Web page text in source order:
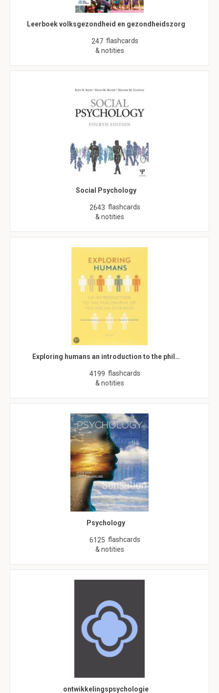
Leerboek volksgezondheid en gezondheidszorg
247 flashcards
& notities
Social Psychology
2643 flashcards
& notities
Exploring humans an introduction to the phil…
4199 flashcards
& notities
Psychology
6125 flashcards
& notities
ontwikkelingspsychologie